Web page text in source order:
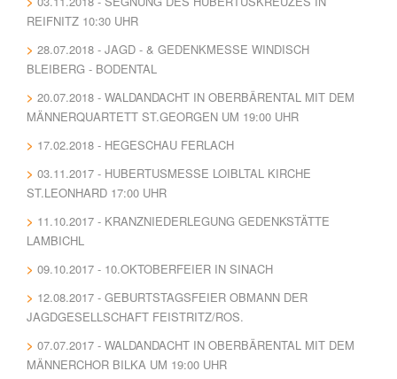
REIFNITZ 10:30 UHR
28.07.2018 - JAGD - & GEDENKMESSE WINDISCH
BLEIBERG - BODENTAL
20.07.2018 - WALDANDACHT IN OBERBÄRENTAL MIT DEM
MÄNNERQUARTETT ST.GEORGEN UM 19:00 UHR
17.02.2018 - HEGESCHAU FERLACH
03.11.2017 - HUBERTUSMESSE LOIBLTAL KIRCHE
ST.LEONHARD 17:00 UHR
11.10.2017 - KRANZNIEDERLEGUNG GEDENKSTÄTTE
LAMBICHL
09.10.2017 - 10.OKTOBERFEIER IN SINACH
12.08.2017 - GEBURTSTAGSFEIER OBMANN DER
JAGDGESELLSCHAFT FEISTRITZ/ROS.
07.07.2017 - WALDANDACHT IN OBERBÄRENTAL MIT DEM
MÄNNERCHOR BILKA UM 19:00 UHR